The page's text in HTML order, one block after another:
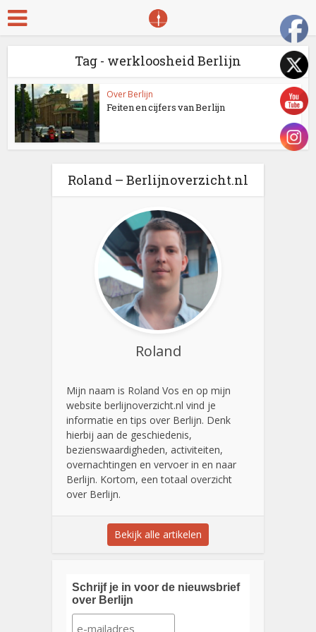
Tag - werkloosheid Berlijn
Over Berlijn
Feiten en cijfers van Berlijn
Roland – Berlijnoverzicht.nl
Roland
Mijn naam is Roland Vos en op mijn
website berlijnoverzicht.nl vind je
informatie en tips over Berlijn. Denk
hierbij aan de geschiedenis,
bezienswaardigheden, activiteiten,
overnachtingen en vervoer in en naar
Berlijn. Kortom, een totaal overzicht
over Berlijn.
Bekijk alle artikelen
Schrijf je in voor de nieuwsbrief
over Berlijn